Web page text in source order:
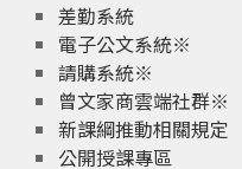
差勤系統
電子公文系統※
請購系統※
曾文家商雲端社群※
新課綱推動相關規定
公開授課專區